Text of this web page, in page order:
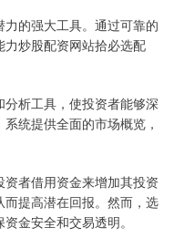
的强大工具。通过可靠的
炒股配资网站拾必选配
析工具，使投资者能够深
统提供全面的市场概览，
者借用资金来增加其投资
提高潜在回报。然而，选
金安全和交易透明。